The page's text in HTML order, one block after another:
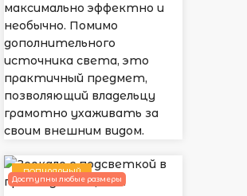
максимально эффектно и
необычно. Помимо
дополнительного
источника света, это
практичный предмет,
позволяющий владельцу
грамотно ухаживать за
своим внешним видом.
ПОПУЛЯРНЫЙ
Доступны любые размеры